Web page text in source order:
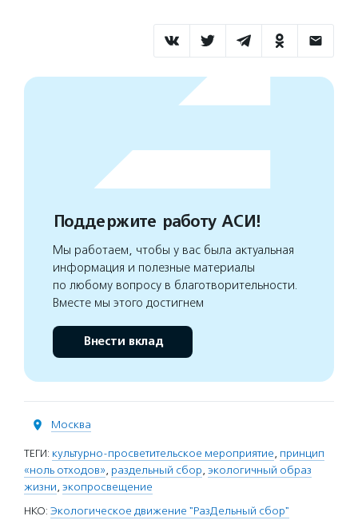
Поддержите работу АСИ!
Мы работаем, чтобы у вас была актуальная
информация и полезные материалы
по любому вопросу в благотворительности.
Вместе мы этого достигнем
Внести вклад
Москва
ТЕГИ: культурно-просветительское мероприятие, принцип
«ноль отходов», раздельный сбор, экологичный образ
жизни, экопросвещение
НКО: Экологическое движение "РазДельный сбор"